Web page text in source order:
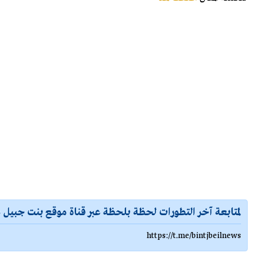
لمتابعة آخر التطورات لحظة بلحظة عبر قناة موقع بنت جبيل
https://t.me/bintjbeilnews